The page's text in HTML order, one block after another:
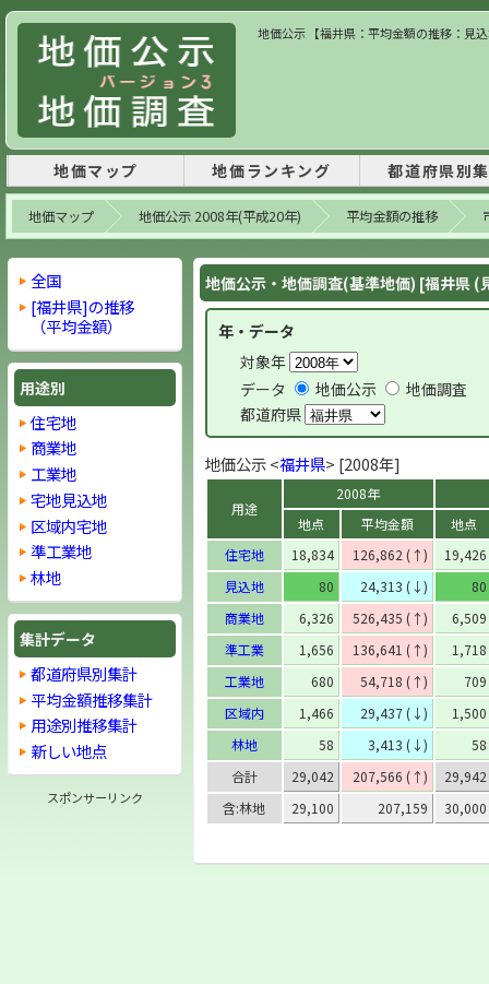
地価公示 【福井県：平均金額の推移：見
地価マップ 地価ランキング 都道府県別
地価マップ 地価公示 2008年(平成20年) 平均金額の推移
地価公示・地価調査(基準地価) [福井県 (
年・データ
対象年
データ
地価公示
地価調査
都道府県
地価公示 <福井県> [2008年]
用途
2008年
地点
平均金額
地点
住宅地
18,834 126,862 (↑)
19,426
見込地
80 24,313 (↓)
80
商業地
6,326 526,435 (↑)
6,509
準工業
1,656 136,641 (↑)
1,718
工業地
680 54,718 (↑)
709
区域内
1,466 29,437 (↓)
1,500
林地
58 3,413 (↓)
58
合計
29,042 207,566 (↑)
29,942
含:林地
29,100 207,159 30,000
全国
[福井県]の推移
（平均金額）
用途別
住宅地
商業地
工業地
宅地見込地
区域内宅地
準工業地
林地
集計データ
都道府県別集計
平均金額推移集計
用途別推移集計
新しい地点
スポンサーリンク